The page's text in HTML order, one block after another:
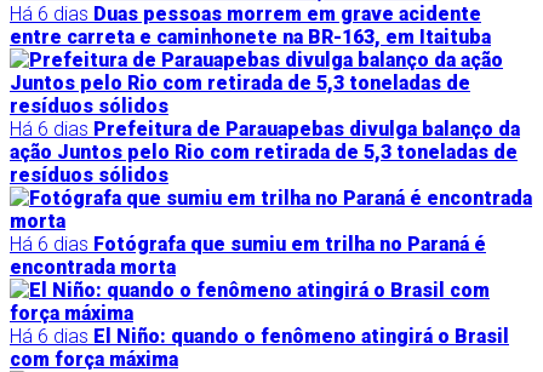
Há 6 dias Duas pessoas morrem em grave acidente
entre carreta e caminhonete na BR-163, em Itaituba
Há 6 dias Prefeitura de Parauapebas divulga balanço da
ação Juntos pelo Rio com retirada de 5,3 toneladas de
resíduos sólidos
Há 6 dias Fotógrafa que sumiu em trilha no Paraná é
encontrada morta
Há 6 dias El Niño: quando o fenômeno atingirá o Brasil
com força máxima